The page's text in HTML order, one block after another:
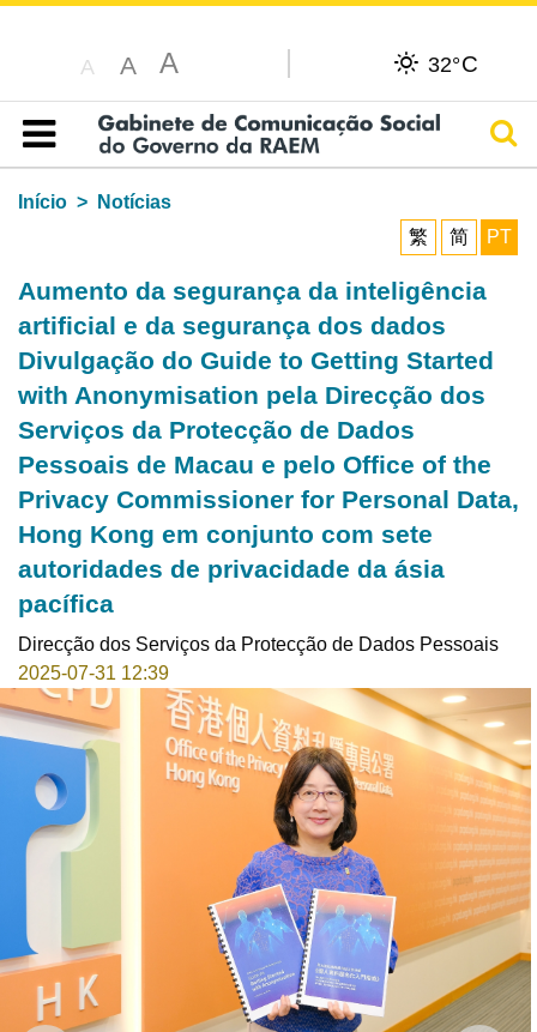
A A A 32°C
Índice
Início
Notícias
繁
简 PT
Aumento da segurança da inteligência
artificial e da segurança dos dados
Divulgação do Guide to Getting Started
with Anonymisation pela Direcção dos
Serviços da Protecção de Dados
Pessoais de Macau e pelo Office of the
Privacy Commissioner for Personal Data,
Hong Kong em conjunto com sete
autoridades de privacidade da ásia
pacífica
Direcção dos Serviços da Protecção de Dados Pessoais
2025-07-31 12:39